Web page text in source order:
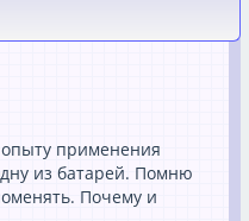
опыту применения
из батарей. Помню
Почему и